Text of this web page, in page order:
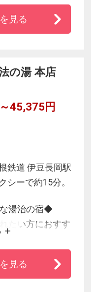
あります。
、春は桜やイチ
見る
の湯 本店
45,375円
鉄道 伊豆長岡駅
シーで約15分。
湯治の宿◆
たい方におすす
かけ流し温泉の
見る